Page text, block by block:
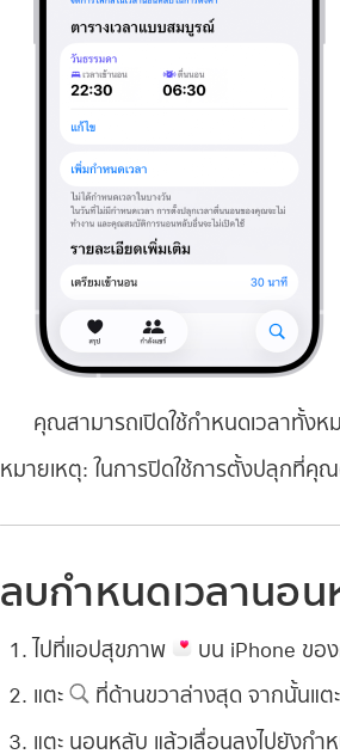
คุณสามารถเปิดใช้กำหนดเวลาทั้งห
หมายเหตุ: ในการปิดใช้การตั้งปลุกที่คุ
ลบกำหนดเวลานอ
ไปที่แอปสุขภาพ บน iPhone ขอ
แตะ ที่ด้านขวาล่างสุด จากนั้นแต
แตะ นอนหลับ แล้วเลื่อนลงไปยังกำ